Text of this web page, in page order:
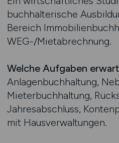
buchhalterische
Bereich
WEG-/Mietabrechnung.
Welche Aufgaben
Anlagenbuchhaltung,
Mieterbuchhaltung,
Jahresabschluss,
mit Hausverwaltungen.